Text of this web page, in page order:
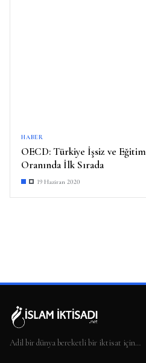
HABER
OECD: Türkiye İşsiz ve
Oranında İlk Sırada
19 Haziran 2020
Adil bir dünya bereketli bir iktisat için…